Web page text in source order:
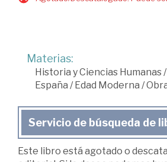
Materias:
Historia y Ciencias Humanas/
España /Edad Moderna /
Servicio de búsqueda de
Este libro está agotado o